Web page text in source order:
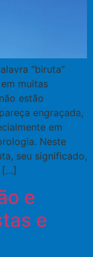
“biruta”
muitas
estão
engraçada,
em
Neste
seu significado,
[…]
e
e